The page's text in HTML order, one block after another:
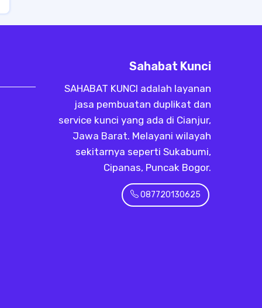
Sahabat Kunci
SAHABAT KUNCI adalah layanan
jasa pembuatan duplikat dan
service kunci yang ada di Cianjur,
Jawa Barat. Melayani wilayah
sekitarnya seperti Sukabumi,
Cipanas, Puncak Bogor.
087720130625